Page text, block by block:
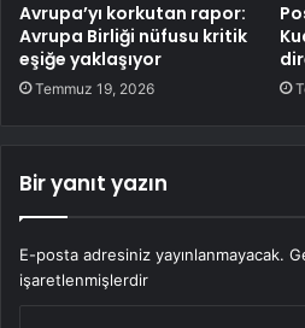
Avrupa’yı korkutan rapor:
Avrupa Birliği nüfusu kritik
eşiğe yaklaşıyor
Temmuz 19, 2026
Bir yanıt yazın
E-posta adresiniz yayınlanmayacak.
işaretlenmişlerdir